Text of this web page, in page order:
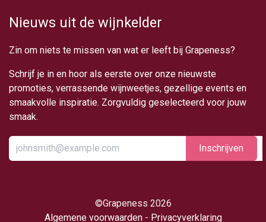
Nieuws uit de wijnkelder
Zin om niets te missen van wat er leeft bij Grapeness?
Schrijf je in en hoor als eerste over onze nieuwste
promoties, verrassende wijnweetjes, gezellige events en
smaakvolle inspiratie. Zorgvuldig geselecteerd voor jouw
smaak.
Inschrijv​​​​​​​​​​en
​©Grapeness 2026
Algemene voorwaarden- Privacyverklaring